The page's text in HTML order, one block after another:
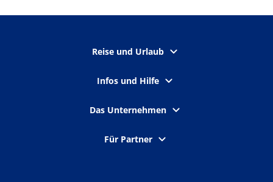
Reise und Urlaub
Infos und Hilfe
Das Unternehmen
Für Partner